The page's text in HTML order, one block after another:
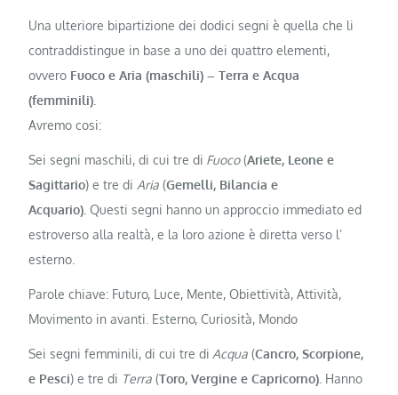
Una ulteriore bipartizione dei dodici segni è quella che li
contraddistingue in base a uno dei quattro elementi,
ovvero Fuoco e Aria (maschili) – Terra e Acqua
(femminili)
Avremo cosi:
Sei segni maschili, di cui tre di Fuoco(Ariete, Leone e
Sagittario) e tre di Aria (Gemelli, Bilancia e
Acquario).Questi segni hanno un approccio immediato ed
estroverso alla realtà, e la loro azione è diretta verso l’
esterno.
Parole chiave: Futuro, Luce, Mente, Obiettività, Attività,
Movimento in avanti. Esterno, Curiosità, Mondo
Sei segni femminili, di cui tre di Acqua (Cancro, Scorpione,
e Pesci) e tre di Terra (Toro, Vergine e Capricorno). Hanno